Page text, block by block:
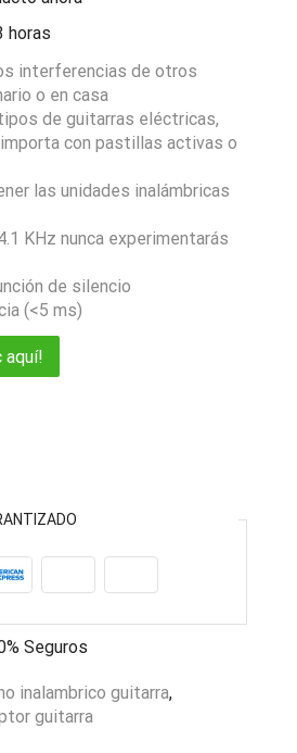
horas
interferencias de otros
o en casa
de guitarras eléctricas,
con pastillas activas o
las unidades inalámbricas
KHz nunca experimentarás
de silencio
(<5 ms)
aquí!
Seguros
inalambrico guitarra,
guitarra